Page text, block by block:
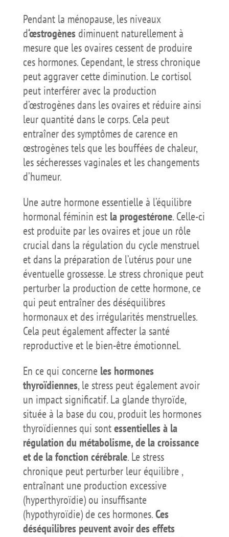
Pendant la ménopause, les niveaux
d‘œstrogènesdiminuent naturellement à
mesure que les ovaires cessent de produire
ces hormones. Cependant, le stress chronique
peut aggraver cette diminution. Le cortisol
peut interférer avec la production
d’œstrogènes dans les ovaires et réduire ainsi
leur quantité dans le corps. Cela peut
entraîner des symptômes de carence en
œstrogènes tels que les bouffées de chaleur,
les sécheresses vaginales et les changements
d’humeur.
Une autre hormone essentielle à l’équilibre
hormonal féminin est la progestérone. Celle-ci
est produite par les ovaires et joue un rôle
crucial dans la régulation du cycle menstruel
et dans la préparation de l’utérus pour une
éventuelle grossesse. Le stress chronique peut
perturber la production de cette hormone, ce
qui peut entraîner des déséquilibres
hormonaux et des irrégularités menstruelles.
Cela peut également affecter la santé
reproductive et le bien-être émotionnel.
En ce qui concerne les hormones
thyroïdiennes, le stress peut également avoir
un impact significatif. La glande thyroïde,
située à la base du cou, produit les hormones
thyroïdiennes qui sontessentielles à la
régulation du métabolisme, de la croissance
et de la fonction cérébrale. Le stress
chronique peut perturber leur équilibre ,
entraînant une production excessive
(hyperthyroïdie) ou insuffisante
(hypothyroïdie) de ces hormones.Ces
déséquilibres peuvent avoir des effets